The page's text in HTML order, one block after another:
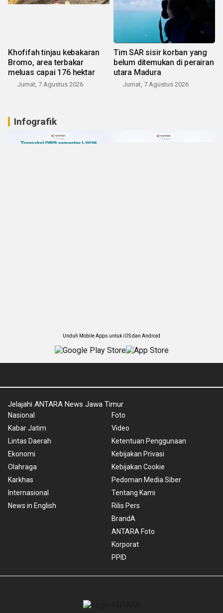
Khofifah tinjau kebakaran
Bromo, area terbakar
meluas capai 176 hektar
Jumat, 7 Agustus 2026
Tim SAR sisir korban yang
belum ditemukan di perairan
utara Madura
Jumat, 7 Agustus 2026
Infografik
Unduh Mobile Apps untuk iOS dan Android
Jelajahi ANTARA News Jawa Timur
Nasional
Kabar Jatim
Lintas Daerah
Ekonomi
Olahraga
Karkhas
Internasional
News in English
Foto
Video
Ketentuan Penggunaan
Kebijakan Privasi
Kebijakan Cookie
Pedoman Media Siber
Tentang Kami
Rilis Pers
BrandA
ANTARA Foto
Korporat
PPID